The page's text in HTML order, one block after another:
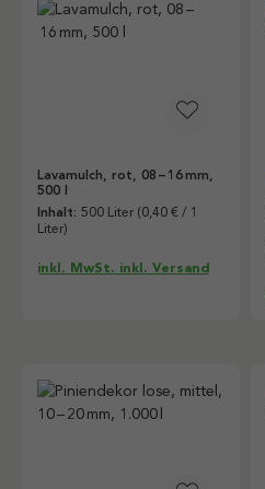
Lavamulch, rot, 08 – 16 mm,
500 l
Inhalt: 500 Liter (0,40 € / 1
Liter)
inkl. MwSt. inkl. Versand